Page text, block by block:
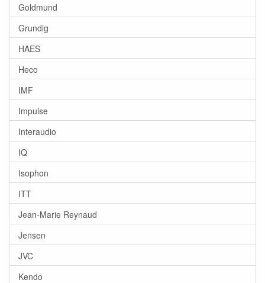
Goldmund
Grundig
HAES
Heco
IMF
Impulse
Interaudio
IQ
Isophon
ITT
Jean-Marie Reynaud
Jensen
JVC
Kendo